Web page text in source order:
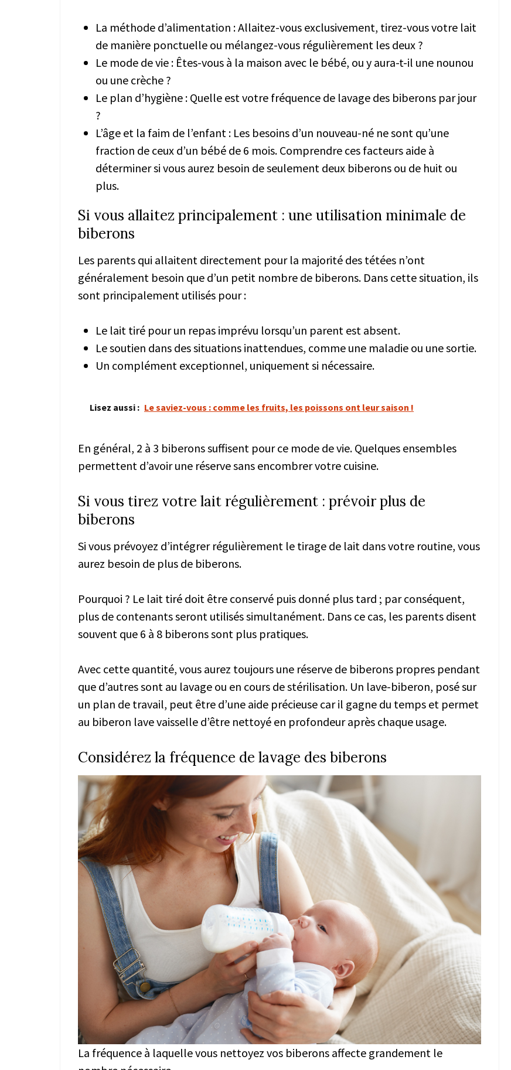
La méthode d’alimentation : Allaitez-vous exclusivement, tirez-vous votre lait
de manière ponctuelle ou mélangez-vous régulièrement les deux ?
Le mode de vie : Êtes-vous à la maison avec le bébé, ou y aura-t-il une nounou
ou une crèche ?
Le plan d’hygiène : Quelle est votre fréquence de lavage des biberons par jour
?
L’âge et la faim de l’enfant : Les besoins d’un nouveau-né ne sont qu’une
fraction de ceux d’un bébé de 6 mois. Comprendre ces facteurs aide à
déterminer si vous aurez besoin de seulement deux biberons ou de huit ou
plus.
Si vous allaitez principalement : une utilisation minimale de
biberons
Les parents qui allaitent directement pour la majorité des tétées n’ont
généralement besoin que d’un petit nombre de biberons. Dans cette situation, ils
sont principalement utilisés pour :
Le lait tiré pour un repas imprévu lorsqu’un parent est absent.
Le soutien dans des situations inattendues, comme une maladie ou une sortie.
Un complément exceptionnel, uniquement si nécessaire.
Lisez aussi : Le saviez-vous : comme les fruits, les poissons ont leur saison !
En général, 2 à 3 biberons suffisent pour ce mode de vie. Quelques ensembles
permettent d’avoir une réserve sans encombrer votre cuisine.
Si vous tirez votre lait régulièrement : prévoir plus de
biberons
Si vous prévoyez d’intégrer régulièrement le tirage de lait dans votre routine, vous
aurez besoin de plus de biberons.
Pourquoi ? Le lait tiré doit être conservé puis donné plus tard ; par conséquent,
plus de contenants seront utilisés simultanément. Dans ce cas, les parents disent
souvent que 6 à 8 biberons sont plus pratiques.
Avec cette quantité, vous aurez toujours une réserve de biberons propres pendant
que d’autres sont au lavage ou en cours de stérilisation. Un lave-biberon, posé sur
un plan de travail, peut être d’une aide précieuse car il gagne du temps et permet
au biberon lave vaisselle d’être nettoyé en profondeur après chaque usage.
Considérez la fréquence de lavage des biberons
La fréquence à laquelle vous nettoyez vos biberons affecte grandement le